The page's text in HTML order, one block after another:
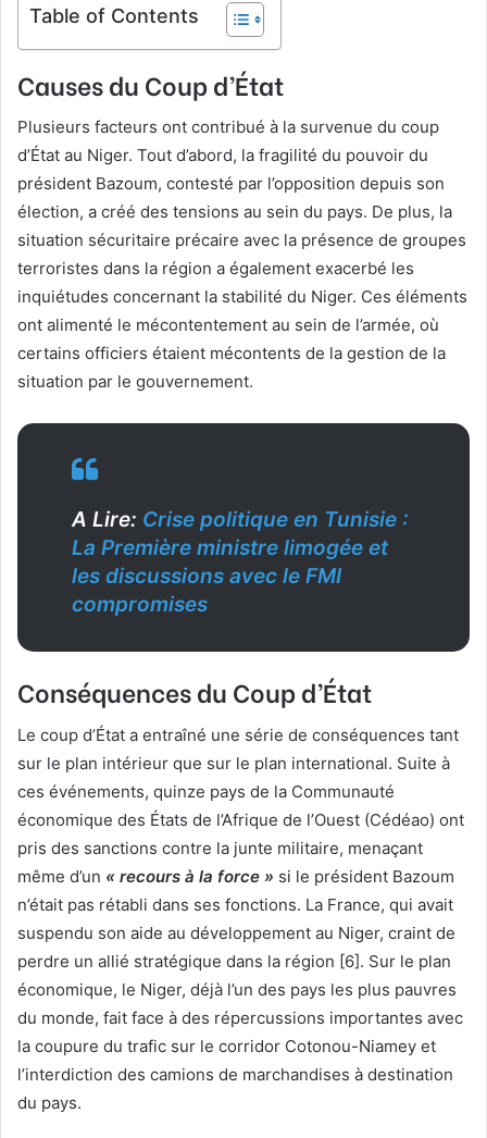
Table of Contents
Causes du Coup d’État
Plusieurs facteurs ont contribué à la survenue du coup
d’État au Niger. Tout d’abord, la fragilité du pouvoir du
président Bazoum, contesté par l’opposition depuis son
élection, a créé des tensions au sein du pays. De plus, la
situation sécuritaire précaire avec la présence de groupes
terroristes dans la région a également exacerbé les
inquiétudes concernant la stabilité du Niger. Ces éléments
ont alimenté le mécontentement au sein de l’armée, où
certains officiers étaient mécontents de la gestion de la
situation par le gouvernement.
A Lire: Crise politique en Tunisie :
La Première ministre limogée et
les discussions avec le FMI
compromises
Conséquences du Coup d’État
Le coup d’État a entraîné une série de conséquences tant
sur le plan intérieur que sur le plan international. Suite à
ces événements, quinze pays de la Communauté
économique des États de l’Afrique de l’Ouest (Cédéao) ont
pris des sanctions contre la junte militaire, menaçant
même d’un « recours à la force » si le président Bazoum
n’était pas rétabli dans ses fonctions. La France, qui avait
suspendu son aide au développement au Niger, craint de
perdre un allié stratégique dans la région [6]. Sur le plan
économique, le Niger, déjà l’un des pays les plus pauvres
du monde, fait face à des répercussions importantes avec
la coupure du trafic sur le corridor Cotonou-Niamey et
l’interdiction des camions de marchandises à destination
du pays.